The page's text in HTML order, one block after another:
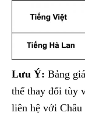
Lưu Ý: Bảng
thể thay đổi tùy
liên hệ với Châu